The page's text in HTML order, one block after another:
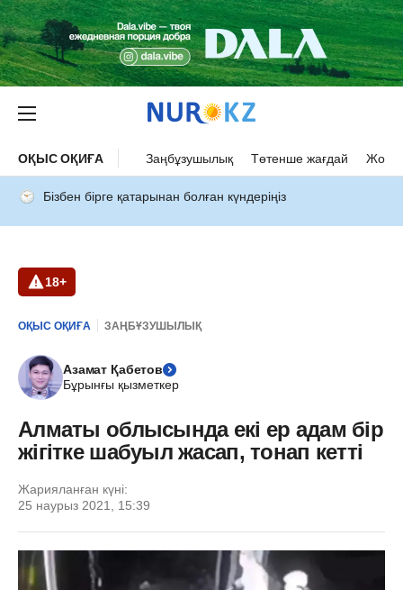
ОҚЫС ОҚИҒА Заңбұзушылық Төтенше жағдай Жол
Бізбен бірге қатарынан болған күндеріңіз
18+
ОҚЫС ОҚИҒА ЗАҢБҰЗУШЫЛЫҚ
Азамат Қабетов
Бұрынғы қызметкер
Алматы облысында екі ер адам бір
жігітке шабуыл жасап, тонап кетті
Жарияланған күні:
25 наурыз 2021, 15:39